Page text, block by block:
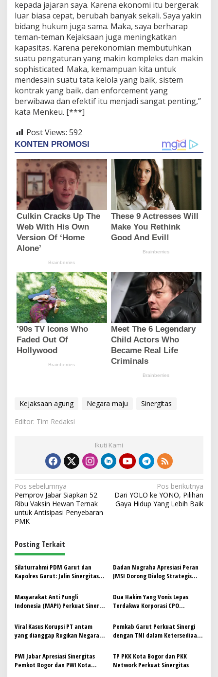
kepada jajaran saya. Karena ekonomi itu bergerak
luar biasa cepat, berubah banyak sekali. Saya yakin
bidang hukum juga sama. Maka, saya berharap
teman-teman Kejaksaan juga meningkatkan
kapasitas. Karena perekonomian membutuhkan
suatu pengaturan yang makin kompleks dan makin
sophisticated. Maka, kemampuan kita untuk
mendesain suatu tata kelola yang baik, sistem
kontrak yang baik, dan enforcement yang
berwibawa dan efektif itu menjadi sangat penting,”
kata Menkeu. [***]
Post Views: 592
Kejaksaan agung Negara maju
Sinergitas
Editor: Tim Redaksi
Ikuti Kami
N
a
v
i
g
a
s
i
p
o
s
Pos sebelumnya
Pemprov Jabar Siapkan 52
Ribu Vaksin Hewan Ternak
untuk Antisipasi Penyebaran
PMK
Pos berikutnya
Dari YOLO ke YONO, Pilihan
Gaya Hidup Yang Lebih Baik
Posting Terkait
Silaturrahmi PDM Garut dan
Kapolres Garut: Jalin Sinergitas
ditengah situasi Polemik yang
terjadi
Dadan Nugraha Apresiasi Peran
JMSI Dorong Dialog Strategis
Bersama PLN
Masyarakat Anti Pungli
Indonesia (MAPI) Perkuat Sinergi
guna Perkuat Peran serta
Masyarakat untuk Pencegahan
Pungli di Pelayanan Publik.
Dua Hakim Yang Vonis Lepas
Terdakwa Korporasi CPO
Viral Kasus Korupsi PT antam
yang dianggap Rugikan Negara
Bicara
Pemkab Garut Perkuat Sinergi
dengan TNI dalam Ketersediaan
PWI Jabar Apresiasi Sinergitas
Pemkot Bogor dan PWI Kota
TP PKK Kota Bogor dan PKK
Network Perkuat Sinergitas